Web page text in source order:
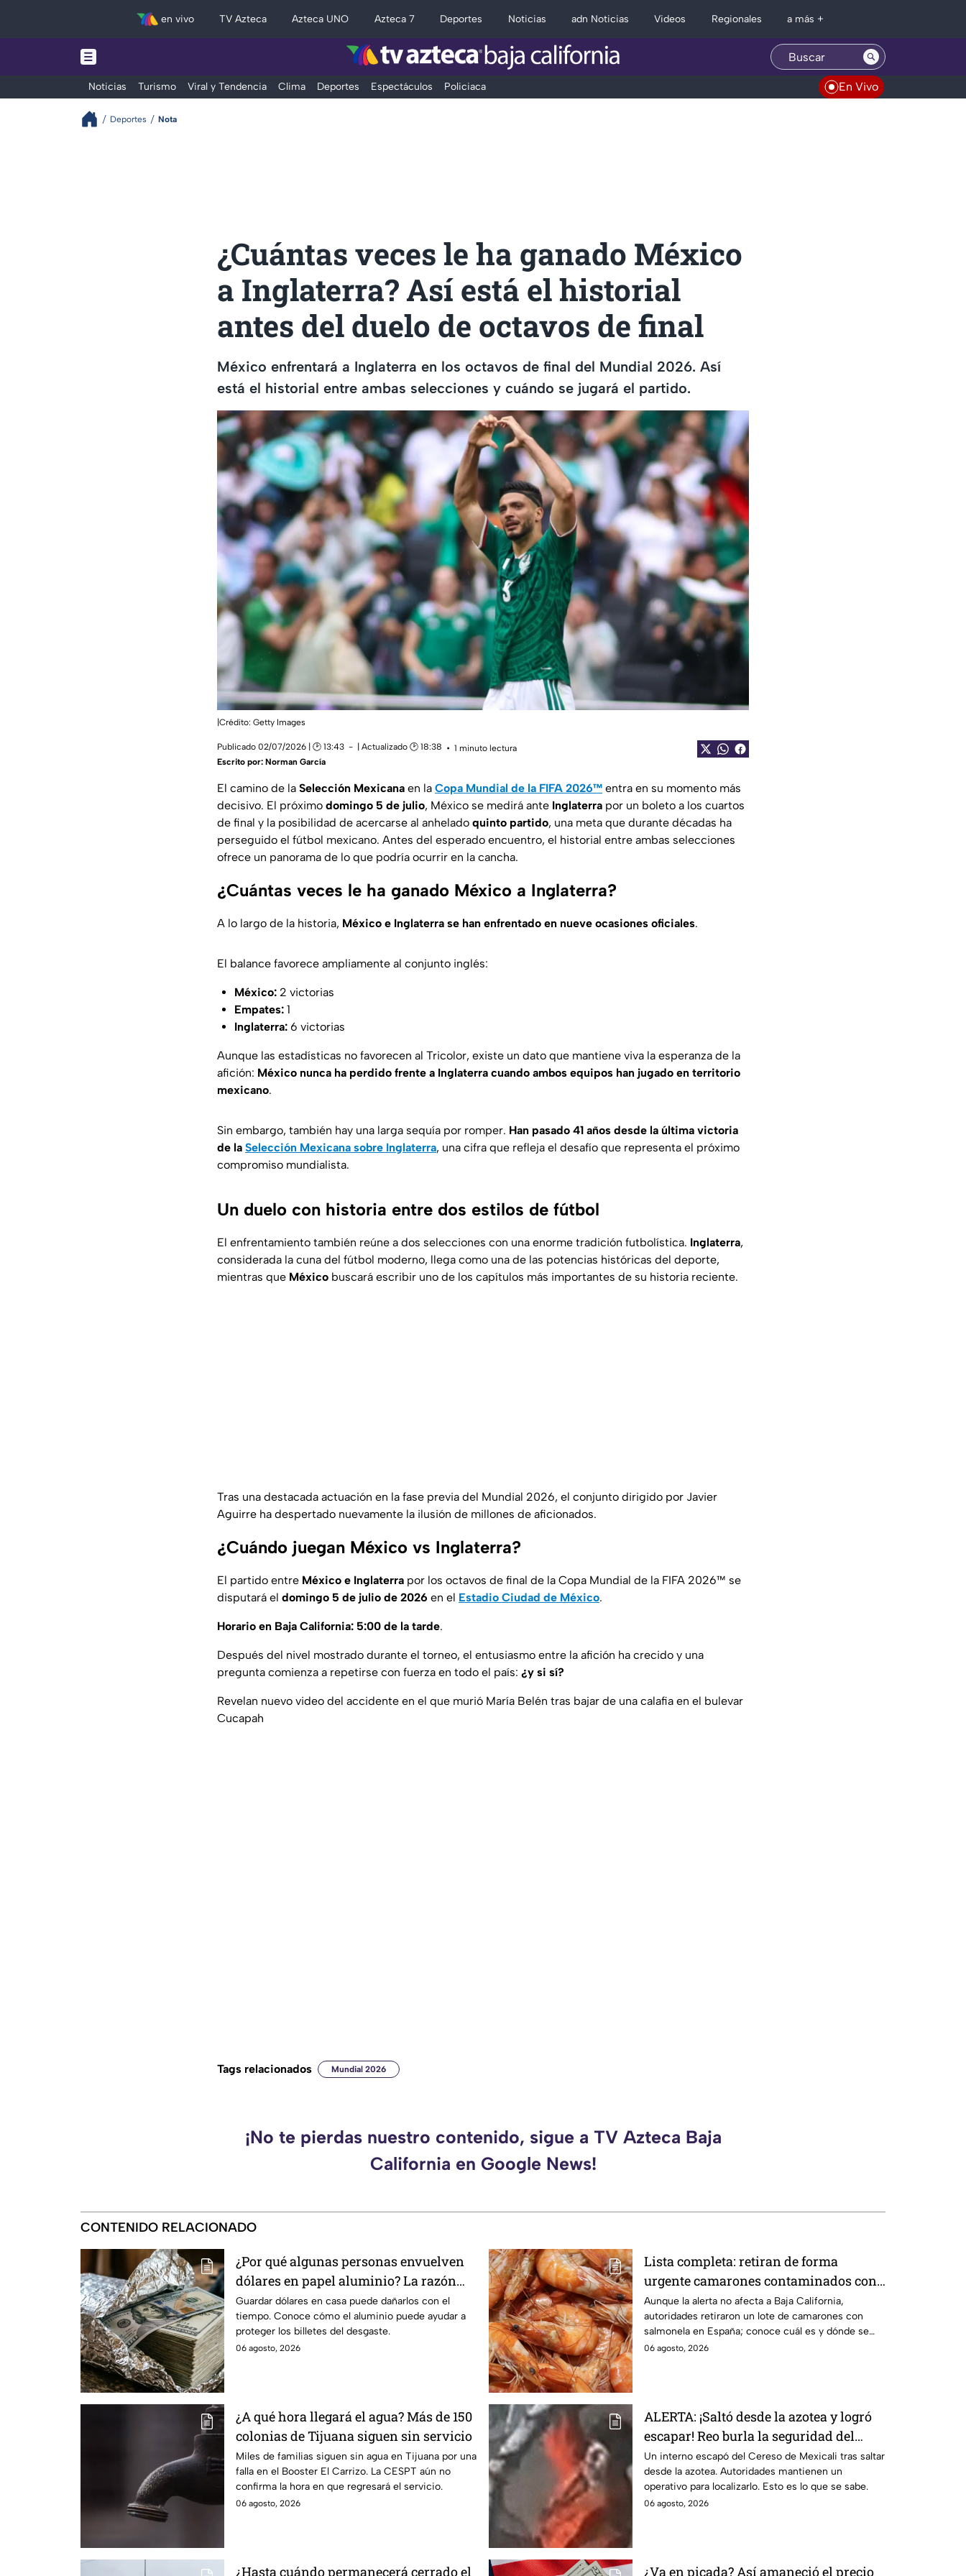
en vivo TV Azteca Azteca UNO Azteca 7 Deportes Noticias adn Noticias Videos Regionales a más +
Noticias Turismo Viral y Tendencia Clima Deportes Espectáculos Policiaca En Vivo
Deportes Nota
¿Cuántas veces le ha ganado México
a Inglaterra? Así está el historial
antes del duelo de octavos de final
México enfrentará a Inglaterra en los octavos de final del Mundial 2026. Así
está el historial entre ambas selecciones y cuándo se jugará el partido.
|Crédito: Getty Images
Publicado 02/07/2026 | 🕑 13:43 | Actualizado 🕑 18:38
1 minuto lectura
Escrito por: Norman García
El camino de la Selección Mexicana en la Copa Mundial de la FIFA 2026™ entra en su momento más
decisivo. El próximo domingo 5 de julio, México se medirá ante Inglaterra por un boleto a los cuartos
de final y la posibilidad de acercarse al anhelado quinto partido, una meta que durante décadas ha
perseguido el fútbol mexicano. Antes del esperado encuentro, el historial entre ambas selecciones
ofrece un panorama de lo que podría ocurrir en la cancha.
¿Cuántas veces le ha ganado México a Inglaterra?
A lo largo de la historia, México e Inglaterra se han enfrentado en nueve ocasiones oficiales.
El balance favorece ampliamente al conjunto inglés:
México: 2 victorias
Empates: 1
Inglaterra: 6 victorias
Aunque las estadísticas no favorecen al Tricolor, existe un dato que mantiene viva la esperanza de la
afición: México nunca ha perdido frente a Inglaterra cuando ambos equipos han jugado en territorio
mexicano.
Sin embargo, también hay una larga sequía por romper. Han pasado 41 años desde la última victoria
de la Selección Mexicana sobre Inglaterra, una cifra que refleja el desafío que representa el próximo
compromiso mundialista.
Un duelo con historia entre dos estilos de fútbol
El enfrentamiento también reúne a dos selecciones con una enorme tradición futbolística. Inglaterra,
considerada la cuna del fútbol moderno, llega como una de las potencias históricas del deporte,
mientras que México buscará escribir uno de los capítulos más importantes de su historia reciente.
Tras una destacada actuación en la fase previa del Mundial 2026, el conjunto dirigido por Javier
Aguirre ha despertado nuevamente la ilusión de millones de aficionados.
¿Cuándo juegan México vs Inglaterra?
El partido entre México e Inglaterra por los octavos de final de la Copa Mundial de la FIFA 2026™ se
disputará el domingo 5 de julio de 2026 en el Estadio Ciudad de México.
Horario en Baja California: 5:00 de la tarde.
Después del nivel mostrado durante el torneo, el entusiasmo entre la afición ha crecido y una
pregunta comienza a repetirse con fuerza en todo el país: ¿y si sí?
Revelan nuevo video del accidente en el que murió María Belén tras bajar de una calafia en el bulevar
Cucapah
Tags relacionados Mundial 2026
¡No te pierdas nuestro contenido, sigue a TV Azteca Baja
California en Google News!
CONTENIDO RELACIONADO
¿Por qué algunas personas envuelven
dólares en papel aluminio? La razón
podría sorprenderte
Guardar dólares en casa puede dañarlos con el
tiempo. Conoce cómo el aluminio puede ayudar a
proteger los billetes del desgaste.
06 agosto, 2026
Lista completa: retiran de forma
urgente camarones contaminados con
salmonela
Aunque la alerta no afecta a Baja California,
autoridades retiraron un lote de camarones con
salmonela en España; conoce cuál es y dónde se
vendió.
06 agosto, 2026
¿A qué hora llegará el agua? Más de 150
colonias de Tijuana siguen sin servicio
Miles de familias siguen sin agua en Tijuana por una
falla en el Booster El Carrizo. La CESPT aún no
confirma la hora en que regresará el servicio.
06 agosto, 2026
ALERTA: ¡Saltó desde la azotea y logró
escapar! Reo burla la seguridad del
Cereso de Mexicali y continúa prófugo
⚠️
Un interno escapó del Cereso de Mexicali tras saltar
desde la azotea. Autoridades mantienen un
operativo para localizarlo. Esto es lo que se sabe.
06 agosto, 2026
¿Hasta cuándo permanecerá cerrado el ¿Va en picada? Así amaneció el precio